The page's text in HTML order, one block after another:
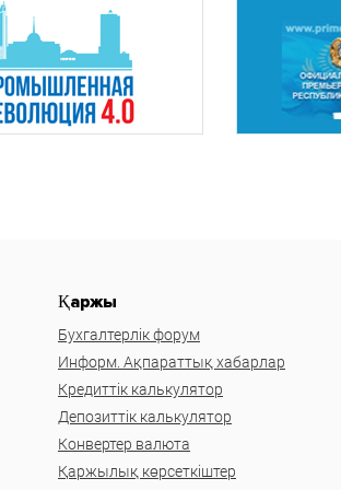
Қаржы
Бухгалтерлік форум
Информ. Ақпараттық хабарлар
Кредиттік калькулятор
Депозиттік калькулятор
Конвертер валюта
Қаржылық көрсеткіштер